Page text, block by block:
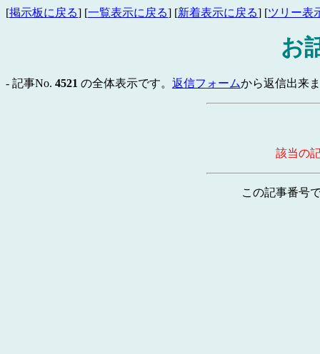
[掲示板に戻る] [一覧表示に戻る] [新着表示に戻る] [ツリー表
お
- 記事No. 4521 の全体表示です。 返信フォームから返信出来
該当の
この記事番号